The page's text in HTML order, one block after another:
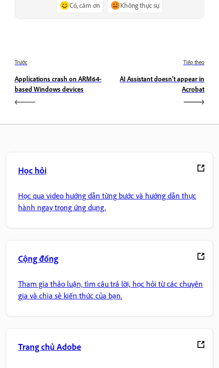
Có, cảm ơn Không thực sự
Trước
Applications crash on ARM64-
based Windows devices
Tiếp theo
AI Assistant doesn’t appear in
Acrobat
Học hỏi
Học qua video hướng dẫn từng bước và hướng dẫn thực
hành ngay trong ứng dụng.
Cộng đồng
Tham gia thảo luận, tìm câu trả lời, học hỏi từ các chuyên
gia và chia sẻ kiến thức của bạn.
Trang chủ Adobe